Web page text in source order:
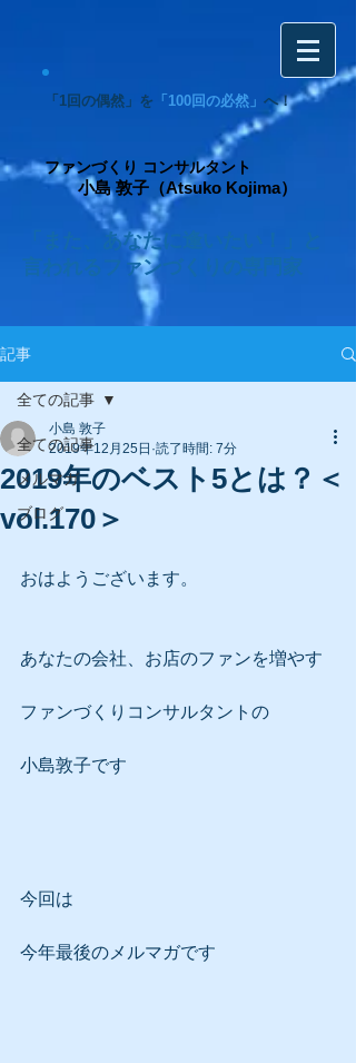
「1回の偶然」を 「100回の必然」 へ！
ファンづくり コンサルタント
小島 敦子（Atsuko Kojima）
「また、あなたに逢いたい！」と
言われるファンづくりの専門家
記事
全ての記事
メルマガ
ブログ
全ての記事
2019年のベスト5とは？＜
vol.170＞
小島 敦子
2019年12月25日 読了時間: 7分
おはようございます。
あなたの会社、お店のファンを増やす
ファンづくりコンサルタントの
小島敦子です
今回は
今年最後のメルマガです